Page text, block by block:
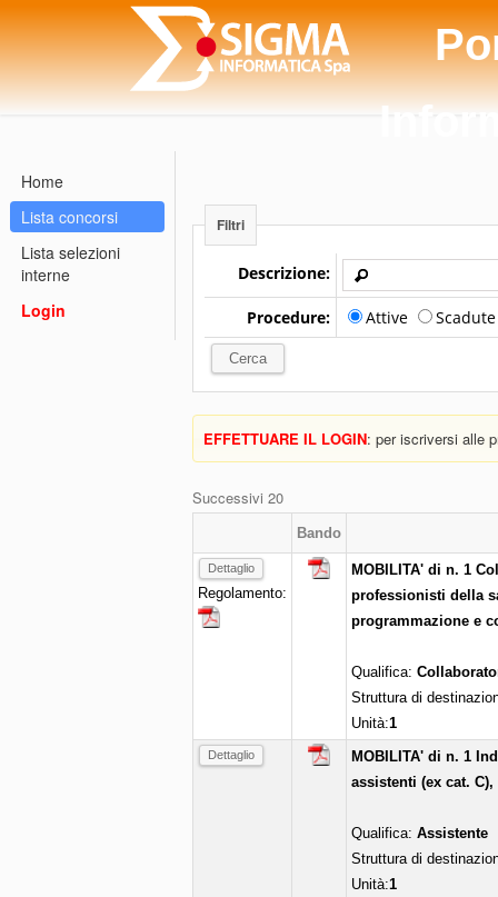
Home
Lista concorsi
Lista selezioni
interne
Login
Filtri
Descrizione:
Procedure: Attive
EFFETTUARE IL LOGIN: per iscriversi alle
Successivi 20
Bando
Dettaglio
Regolamento:
MOBILITA' di n. 1
professionisti della
programmazione e
Qualifica:
Struttura di
Unità:1
Dettaglio
MOBILITA' di n. 1
assistenti (ex cat.
Qualifica: Assistente
Struttura di
Unità:1